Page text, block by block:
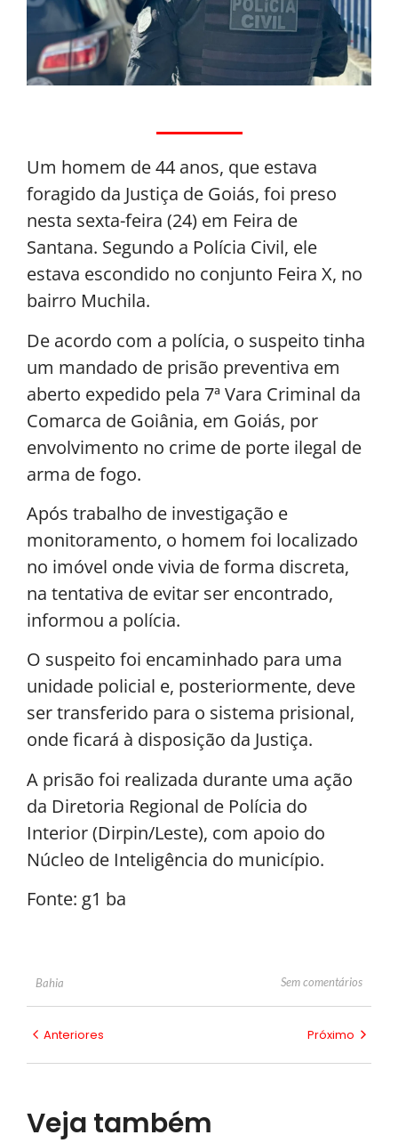
Um homem de 44 anos, que estava
foragido da Justiça de Goiás, foi preso
nesta sexta-feira (24) em Feira de
Santana. Segundo a Polícia Civil, ele
estava escondido no conjunto Feira X, no
bairro Muchila.
De acordo com a polícia, o suspeito tinha
um mandado de prisão preventiva em
aberto expedido pela 7ª Vara Criminal da
Comarca de Goiânia, em Goiás, por
envolvimento no crime de porte ilegal de
arma de fogo.
Após trabalho de investigação e
monitoramento, o homem foi localizado
no imóvel onde vivia de forma discreta,
na tentativa de evitar ser encontrado,
informou a polícia.
O suspeito foi encaminhado para uma
unidade policial e, posteriormente, deve
ser transferido para o sistema prisional,
onde ficará à disposição da Justiça.
A prisão foi realizada durante uma ação
da Diretoria Regional de Polícia do
Interior (Dirpin/Leste), com apoio do
Núcleo de Inteligência do município.
Fonte: g1 ba
Bahia Sem comentários
Anteriores Próximo
Veja também